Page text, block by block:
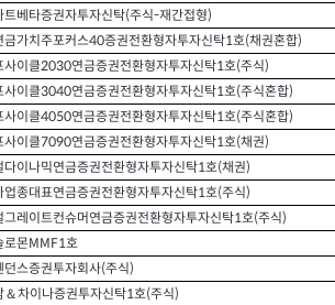
트베타증권자투자신탁(주식-재간접형)
금가치주포커스40증권전환형자투자신탁1호(채권혼합)
사이클2030연금증권전환형자투자신탁1호(주식)
사이클3040연금증권전환형자투자신탁1호(주식혼합)
사이클4050연금증권전환형자투자신탁1호(주식혼합)
사이클7090연금증권전환형자투자신탁1호(채권)
다이나믹연금증권전환형자투자신탁1호(채권)
업종대표연금증권전환형자투자신탁1호(주식)
그레이트컨슈머연금증권전환형자투자신탁1호(주식)
로몬MMF1호
던스증권투자회사(주식)
＆차이나증권투자신탁1호(주식)